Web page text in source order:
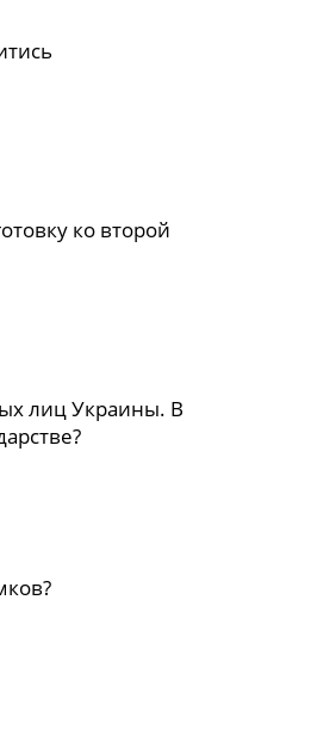
ко второй
лиц Украины. В